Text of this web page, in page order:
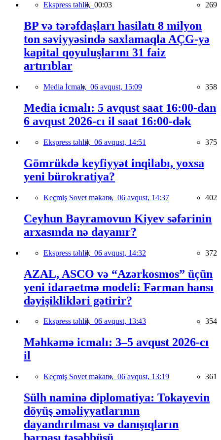
Ekspress təhlil, 00:03 269
BP və tərəfdaşları hasilatı 8 milyon
ton səviyyəsində saxlamaqla AÇG-yə
kapital qoyuluşlarını 31 faiz
artırıblar
Media İcmalı, 06 avqust, 15:09 358
Media icmalı: 5 avqust saat 16:00-dan
6 avqust 2026-cı il saat 16:00-dək
Ekspress təhlil, 06 avqust, 14:51 375
Gömrükdə keyfiyyət inqilabı, yoxsa
yeni bürokratiya?
Keçmiş Sovet məkanı, 06 avqust, 14:37 402
Ceyhun Bayramovun Kiyev səfərinin
arxasında nə dayanır?
Ekspress təhlil, 06 avqust, 14:32 372
AZAL, ASCO və “Azərkosmos” üçün
yeni idarəetmə modeli: Fərman hansı
dəyişiklikləri gətirir?
Ekspress təhlil, 06 avqust, 13:43 354
Məhkəmə icmalı: 3–5 avqust 2026-cı
il
Keçmiş Sovet məkanı, 06 avqust, 13:19 361
Sülh naminə diplomatiya: Tokayevin
döyüş əməliyyatlarının
dayandırılması və danışıqların